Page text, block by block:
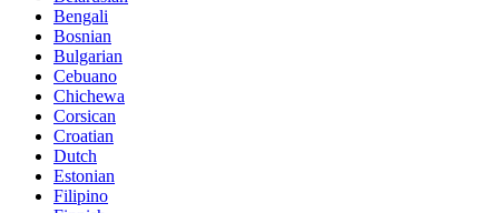
Bengali
Bosnian
Bulgarian
Cebuano
Chichewa
Corsican
Croatian
Dutch
Estonian
Filipino